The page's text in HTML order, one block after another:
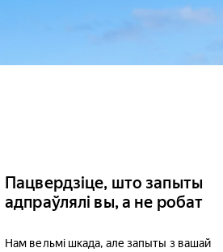
Пацвердзіце, што запыты
адпраўлялі вы, а не робат
Нам вельмі шкада, але запыты з вашай